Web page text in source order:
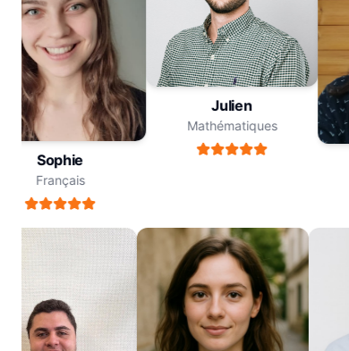
Sophie
Français
Julien
Mathématiques